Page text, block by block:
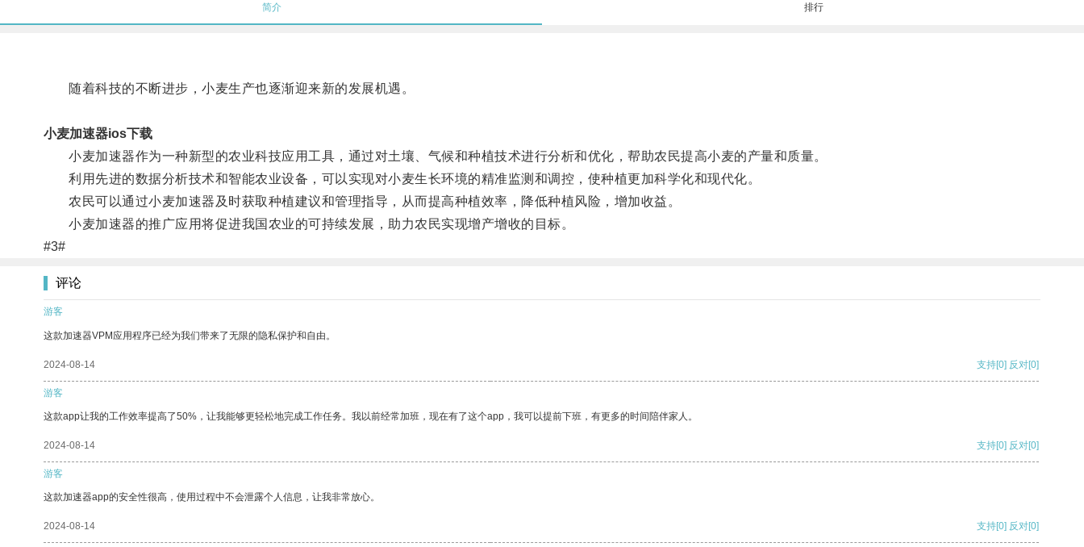
简介 排行
随着科技的不断进步，小麦生产也逐渐迎来新的发展机遇。
小麦加速器ios下载
小麦加速器作为一种新型的农业科技应用工具，通过对土壤、气候和种植技术进行分析和优化，帮助农民提高小麦的产量和质量。
利用先进的数据分析技术和智能农业设备，可以实现对小麦生长环境的精准监测和调控，使种植更加科学化和现代化。
农民可以通过小麦加速器及时获取种植建议和管理指导，从而提高种植效率，降低种植风险，增加收益。
小麦加速器的推广应用将促进我国农业的可持续发展，助力农民实现增产增收的目标。
#3#
评论
游客
这款加速器VPM应用程序已经为我们带来了无限的隐私保护和自由。
2024-08-14 支持[0] 反对[0]
游客
这款app让我的工作效率提高了50%，让我能够更轻松地完成工作任务。我以前经常加班，现在有了这个app，我可以提前下班，有更多的时间陪伴家人。
2024-08-14 支持[0] 反对[0]
游客
这款加速器app的安全性很高，使用过程中不会泄露个人信息，让我非常放心。
2024-08-14 支持[0] 反对[0]